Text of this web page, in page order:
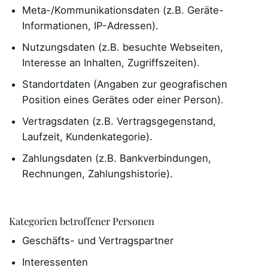
Meta-/Kommunikationsdaten (z.B. Geräte-
Informationen, IP-Adressen).
Nutzungsdaten (z.B. besuchte Webseiten,
Interesse an Inhalten, Zugriffszeiten).
Standortdaten (Angaben zur geografischen
Position eines Gerätes oder einer Person).
Vertragsdaten (z.B. Vertragsgegenstand,
Laufzeit, Kundenkategorie).
Zahlungsdaten (z.B. Bankverbindungen,
Rechnungen, Zahlungshistorie).
Kategorien betroffener Personen
Geschäfts- und Vertragspartner
Interessenten